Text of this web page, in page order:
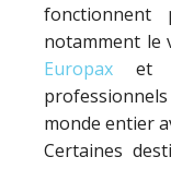
fonctionnent
notamment le
Europax et
monde entier
Certaines